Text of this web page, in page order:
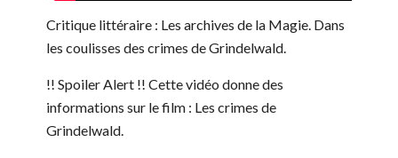
Critique littéraire : Les archives de la Magie. Dans
les coulisses des crimes de Grindelwald.
!! Spoiler Alert !! Cette vidéo donne des
informations sur le film : Les crimes de
Grindelwald.